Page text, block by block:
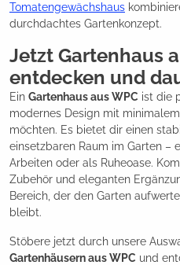
Tomatengewächshaus
durchdachtes Gartenkonzept.
Jetzt Gartenhaus
entdecken und
Ein Gartenhaus aus WPC ist die
modernes Design mit
möchten. Es bietet dir einen
einsetzbaren Raum im Garten –
Arbeiten oder als Ruheoase.
Zubehör und eleganten
Bereich, der den Garten
bleibt.
Stöbere jetzt durch unsere
Gartenhäusern aus WPC und